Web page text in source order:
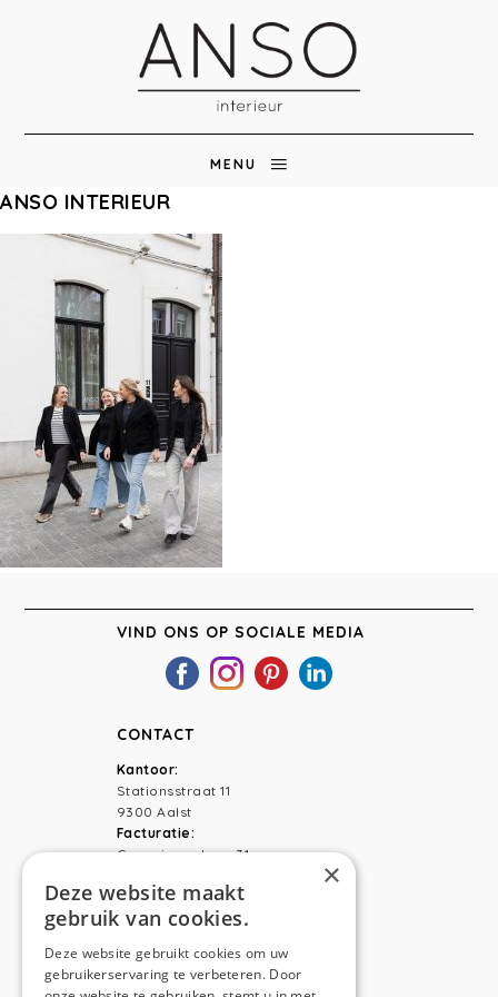
MENU
ANSO INTERIEUR
VIND ONS OP SOCIALE MEDIA
CONTACT
Kantoor:
Stationsstraat 11
9300 Aalst
Facturatie:
Capucienenlaan 31
Telefoon:0473 44 56 94
NAVIGATION
×
Deze website maakt
gebruik van cookies.
Deze website gebruikt cookies om uw
gebruikerservaring te verbeteren. Door